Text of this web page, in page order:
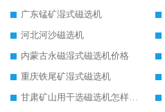
广东锰矿湿式磁选机
河北河沙磁选机
内蒙古永磁湿式磁选机价格
重庆铁尾矿湿式磁选机
甘肃矿山用干选磁选机怎样调磁